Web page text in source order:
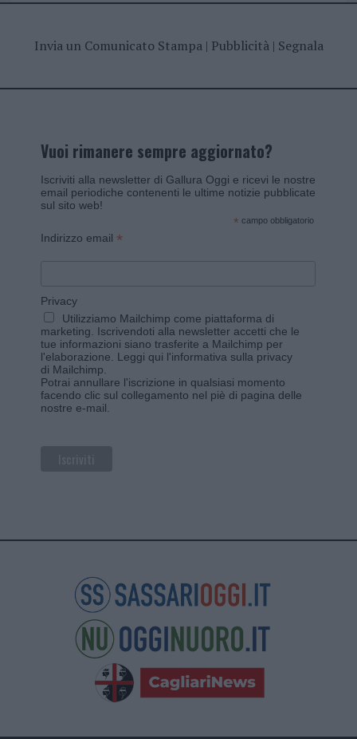
Invia un Comunicato Stampa| Pubblicità| Segnala
Vuoi rimanere sempre aggiornato?
Iscriviti alla newsletter di Gallura Oggi e ricevi le nostre
email periodiche contenenti le ultime notizie pubblicate
sul sito web!
* campo obbligatorio
Indirizzo email *
Privacy
Utilizziamo Mailchimp come piattaforma di
marketing. Iscrivendoti alla newsletter accetti che le
tue informazioni siano trasferite a Mailchimp per
l'elaborazione. Leggi qui l'informativa sulla privacy
di Mailchimp.
Potrai annullare l'iscrizione in qualsiasi momento
facendo clic sul collegamento nel piè di pagina delle
nostre e-mail.